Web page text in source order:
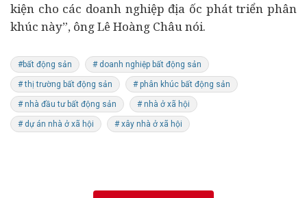
kiện cho các doanh nghiệp địa ốc phát triển phân
khúc này”, ông Lê Hoàng Châu nói.
#bất động sản # doanh nghiệp bất động sản
# thị trường bất động sản # phân khúc bất động sản
# nhà đầu tư bất động sản # nhà ở xã hội
# dự án nhà ở xã hội # xây nhà ở xã hội